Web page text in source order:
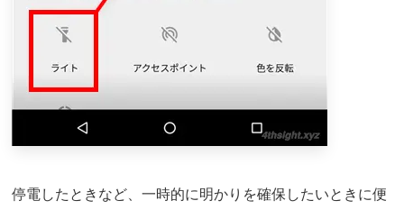
停電したときなど、一時的に明かりを確保したいときに便